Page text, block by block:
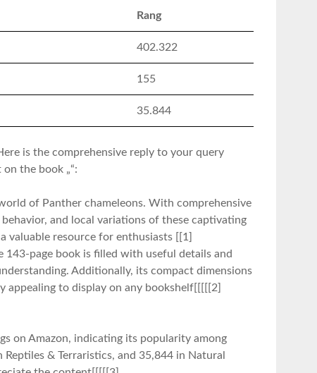
Rang
402.322
155
35.844
is ⁢the comprehensive reply to your query
the book „“:
of ⁤Panther ‌chameleons. With comprehensive
and local variations of these captivating
valuable resource for ⁤enthusiasts [[1]
page⁣ book is filled with useful details and
Additionally, its compact dimensions
appealing to display on any bookshelf[[[[[2]
on Amazon, indicating its popularity⁤ among
& Terraristics, and‍ 35,844 in Natural